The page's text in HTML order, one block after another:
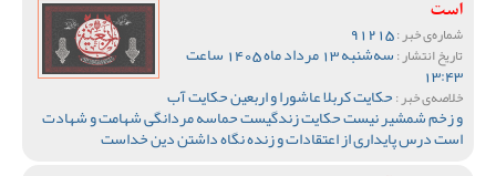
است
شماره‌ی خبر :
تاریخ انتشار : سه‌شنبه 13 مرداد ماه 1405 ساعت
13:43
خلاصه‌ی خبر :حکایت کربلا عاشورا و اربعین حکایت آب
و زخم شمشیر نیست حکایت زندگیست حماسه مردانگی شهامت و شهادت
است درس پایداری از اعتقادات و زنده نگاه داشتن دین خداست